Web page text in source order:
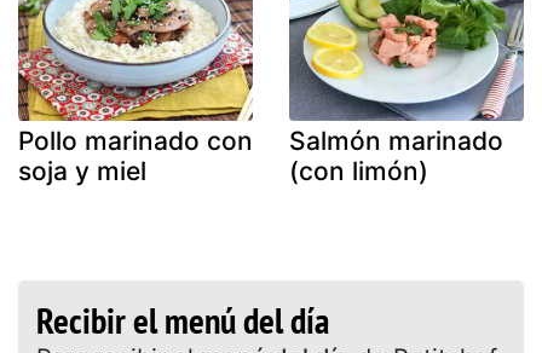
Pollo marinado con
soja y miel
Salmón marinado
(con limón)
Recibir el menú del día